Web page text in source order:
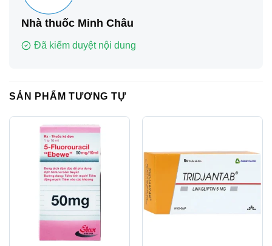
Nhà thuốc Minh Châu
Đã kiểm duyệt nội dung
SẢN PHẨM TƯƠNG TỰ